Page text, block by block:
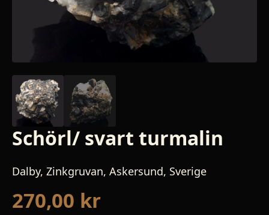
Schörl/ svart turmalin
Dalby, Zinkgruvan, Askersund, Sverige
270,00 kr